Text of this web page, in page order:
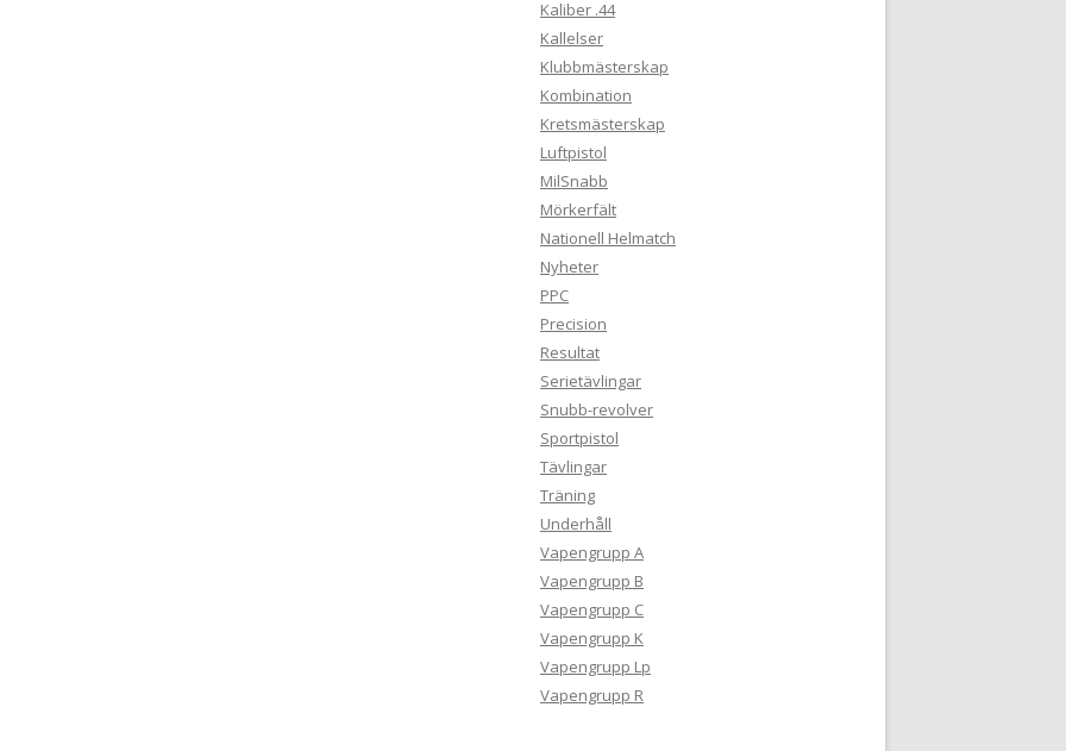
Kaliber .44
Kallelser
Klubbmästerskap
Kombination
Kretsmästerskap
Luftpistol
MilSnabb
Mörkerfält
Nationell Helmatch
Nyheter
PPC
Precision
Resultat
Serietävlingar
Snubb-revolver
Sportpistol
Tävlingar
Träning
Underhåll
Vapengrupp A
Vapengrupp B
Vapengrupp C
Vapengrupp K
Vapengrupp Lp
Vapengrupp R